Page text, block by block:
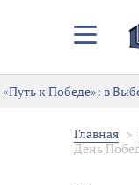
Закрыть/
меню
«Путь к Победе»: в
Главная
День